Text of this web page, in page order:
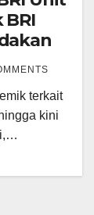
BRI
terkait
kini